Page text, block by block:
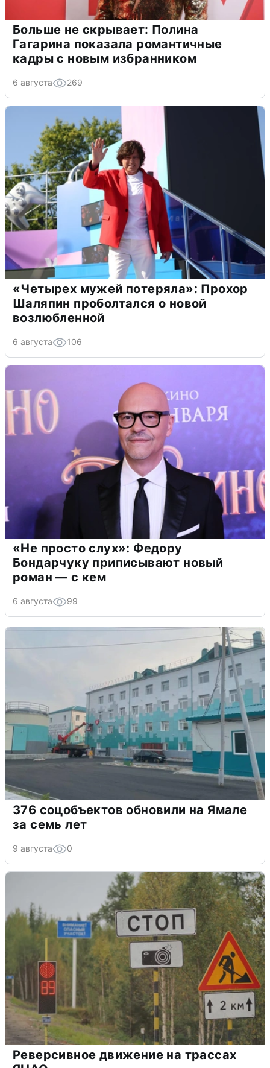
Больше не скрывает: Полина
Гагарина показала романтичные
кадры с новым избранником
6 августа 269
«Четырех мужей потеряла»: Прохор
Шаляпин проболтался о новой
возлюбленной
6 августа 106
«Не просто слух»: Федору
Бондарчуку приписывают новый
роман — с кем
6 августа 99
376 соцобъектов обновили на Ямале
за семь лет
9 августа 0
Реверсивное движение на трассах